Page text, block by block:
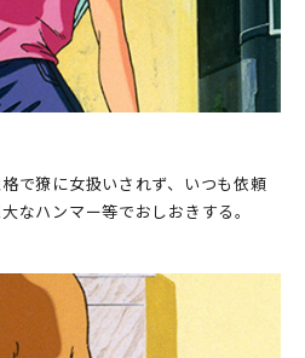
で獠に女扱いされず、いつも依頼
なハンマー等でおしおきする。